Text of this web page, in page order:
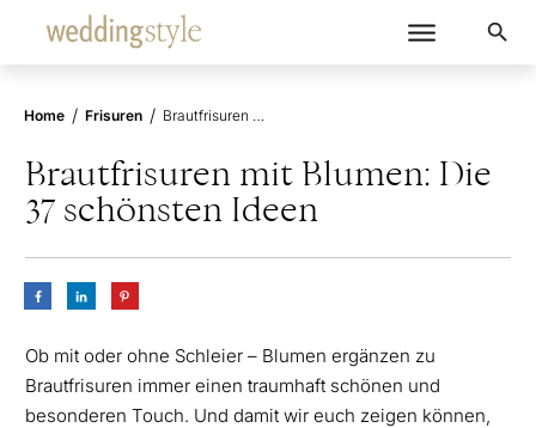
Home / Frisuren / Brautfrisuren mit Blumen: Die 37 schönsten Ideen
Brautfrisuren mit Blumen: Die
37 schönsten Ideen
Ob mit oder ohne Schleier – Blumen ergänzen zu
Brautfrisuren immer einen traumhaft schönen und
besonderen Touch. Und damit wir euch zeigen können,